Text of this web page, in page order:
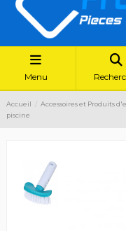
Menu
Accueil Accessoires et Produits
piscine